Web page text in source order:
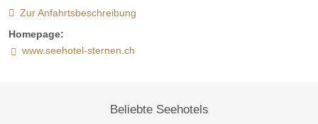
Zur Anfahrtsbeschreibung
Homepage:
www.seehotel-sternen.ch
Beliebte Seehotels